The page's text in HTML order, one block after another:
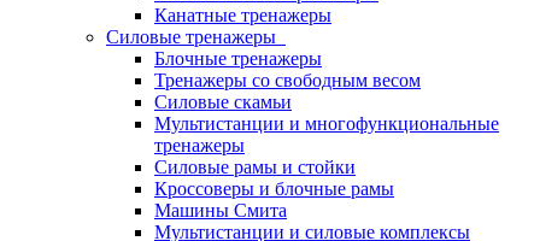
Канатные тренажеры
Силовые тренажеры
Блочные тренажеры
Тренажеры со свободным весом
Силовые скамьи
Мультистанции и многофункциональные
тренажеры
Силовые рамы и стойки
Кроссоверы и блочные рамы
Машины Смита
Мультистанции и силовые комплексы